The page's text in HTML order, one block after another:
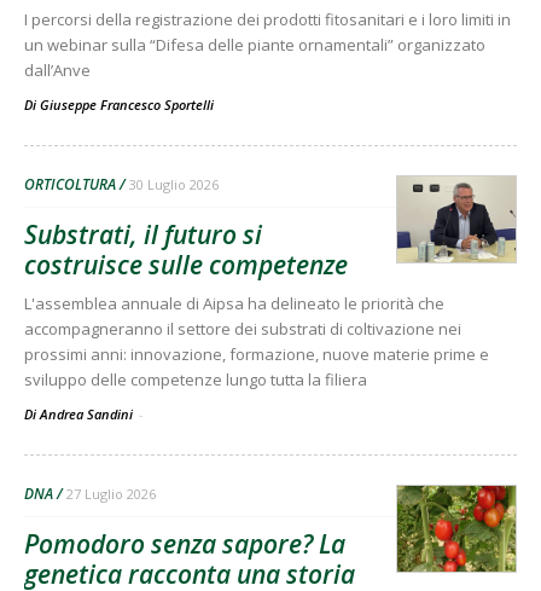
I percorsi della registrazione dei prodotti fitosanitari e i loro limiti in
un webinar sulla “Difesa delle piante ornamentali” organizzato
dall’Anve
Di Giuseppe Francesco Sportelli
ORTICOLTURA 30 Luglio 2026
Substrati, il futuro si
costruisce sulle competenze
L'assemblea annuale di Aipsa ha delineato le priorità che
accompagneranno il settore dei substrati di coltivazione nei
prossimi anni: innovazione, formazione, nuove materie prime e
sviluppo delle competenze lungo tutta la filiera
Di Andrea Sandini -
DNA 27 Luglio 2026
Pomodoro senza sapore? La
genetica racconta una storia